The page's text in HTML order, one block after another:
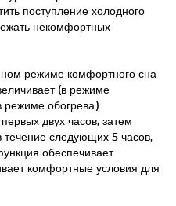
поступление холодного
некомфортных
режиме комфортного сна
(в режиме
режиме обогрева)
двух часов, затем
течение следующих 5 часов,
обеспечивает
комфортные условия для